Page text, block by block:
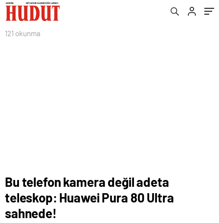
121 okunma
Bu telefon kamera değil adeta
teleskop: Huawei Pura 80 Ultra
sahnede!